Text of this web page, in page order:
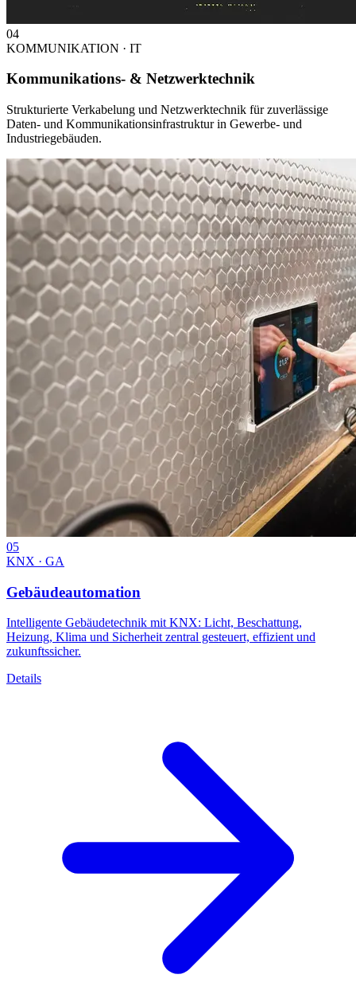
04
KOMMUNIKATION · IT
Kommunikations- & Netzwerktechnik
Strukturierte Verkabelung und Netzwerktechnik für zuverlässige
Daten- und Kommunikationsinfrastruktur in Gewerbe- und
Industriegebäuden.
05
KNX · GA
Gebäudeautomation
Intelligente Gebäudetechnik mit KNX: Licht, Beschattung,
Heizung, Klima und Sicherheit zentral gesteuert, effizient und
zukunftssicher.
Details